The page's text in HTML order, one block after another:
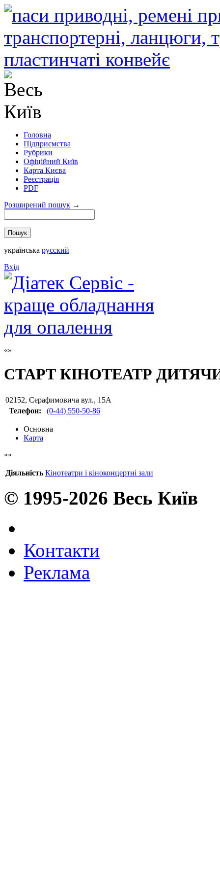
Головна
Підприємства
Рубрики
Офіційний Київ
Карта Києва
Реєстрація
PDF
Розширений пошук →
українська русский
Вхід
СТАРТ КІНОТЕАТР
02152, Серафимовича вул., 15А
Телефон:
(0-44) 550-50-86
Основна
Карта
Діяльність Кінотеатри і кіноконцертні зали
© 1995-2026 Весь Київ
Контакти
Реклама